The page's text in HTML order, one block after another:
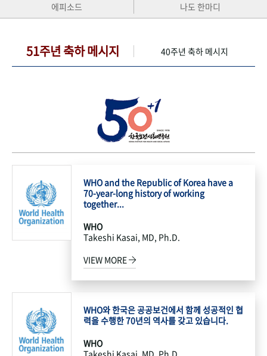
에피소드
나도 한마디
51주년 축하 메시지 40주년 축하 메시지
WHO and the Republic of Korea have a
70-year-long history of working
together...
WHO
Takeshi Kasai, MD, Ph.D.
VIEW MORE
WHO와 한국은 공공보건에서 함께 성공적인 협
력을 수행한 70년의 역사를 갖고 있습니다.
WHO